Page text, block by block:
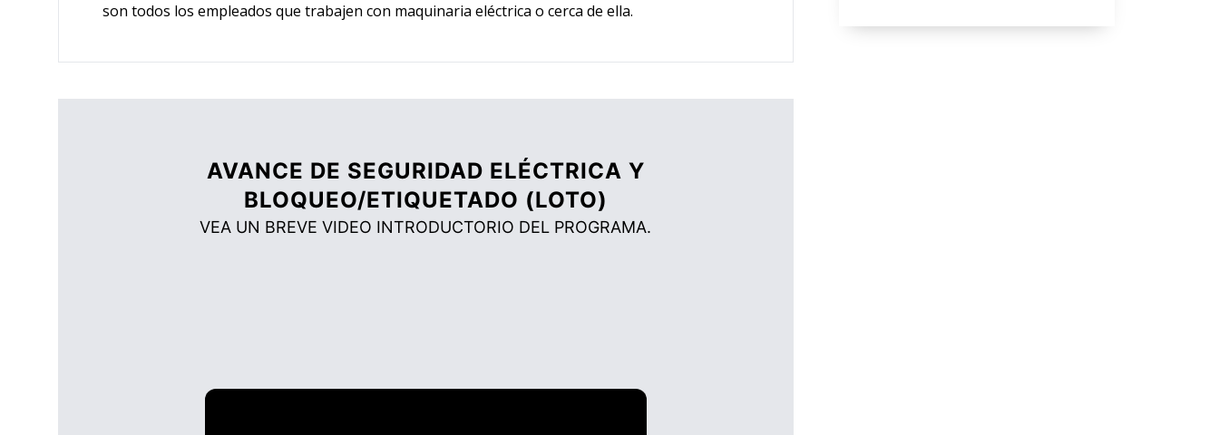
son todos los empleados que trabajen con maquinaria eléctrica o cerca de ella.
AVANCE DE SEGURIDAD ELÉCTRICA Y
BLOQUEO/ETIQUETADO (LOTO)
VEA UN BREVE VIDEO INTRODUCTORIO DEL PROGRAMA.